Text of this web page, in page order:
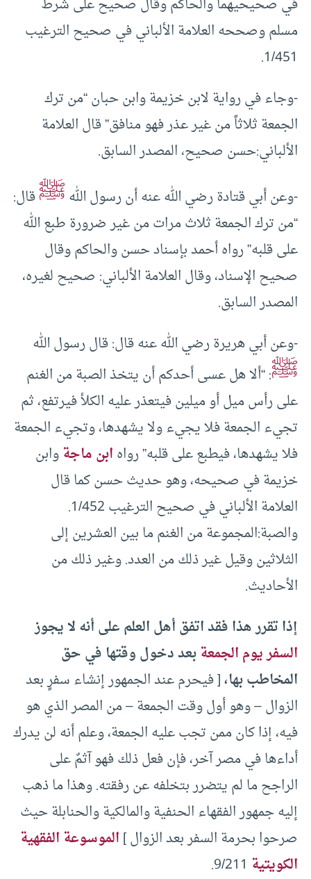
في صحيحيهما والحاكم وقال صحيح على شرط
مسلم وصححه العلامة الألباني في صحيح الترغيب
1/451.
-وجاء في رواية لابن خزيمة وابن حبان “من ترك
الجمعة ثلاثاً من غير عذر فهو منافق” قال العلامة
الألباني:حسن صحيح، المصدر السابق.
-وعن أبي قتادة رضي الله عنه أن رسول اللهﷺقال:
“من ترك الجمعة ثلاث مرات من غير ضرورة طبع الله
على قلبه” رواه أحمد بإسناد حسن والحاكم وقال
صحيح الإسناد، وقال العلامة الألباني: صحيح لغيره،
المصدر السابق.
-وعن أبي هريرة رضي الله عنه قال: قال رسول الله
ﷺ: “ألا هل عسى أحدكم أن يتخذ الصبة من الغنم
على رأس ميل أو ميلين فيتعذر عليه الكلأ فيرتفع، ثم
تجيء الجمعة فلا يجيء ولا يشهدها، وتجيء الجمعة
فلا يشهدها، فيطبع على قلبه” رواهابن ماجةوابن
خزيمة في صحيحه، وهو حديث حسن كما قال
العلامة الألباني في صحيح الترغيب 1/452.
والصبة:المجموعة من الغنم ما بين العشرين إلى
الثلاثين وقيل غير ذلك من العدد. وغير ذلك من
الأحاديث.
إذا تقرر هذا فقد اتفق أهل العلم على أنه لا يجوز
السفر يوم الجمعةبعد دخول وقتها في حق
المخاطب بها،[ فيحرم عند الجمهور إنشاء سفرٍ بعد
الزوال – وهو أول وقت الجمعة – من المصر الذي هو
فيه، إذا كان ممن تجب عليه الجمعة، وعلم أنه لن يدرك
أداءها في مصر آخر، فإن فعل ذلك فهو آثمٌ على
الراجح ما لم يتضرر بتخلفه عن رفقته. وهذا ما ذهب
إليه جمهور الفقهاء الحنفية والمالكية والحنابلة حيث
صرحوا بحرمة السفر بعد الزوال ]الموسوعة الفقهية
الكويتية